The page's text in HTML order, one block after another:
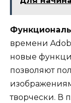
времени
новые
позволяют
творчески. В